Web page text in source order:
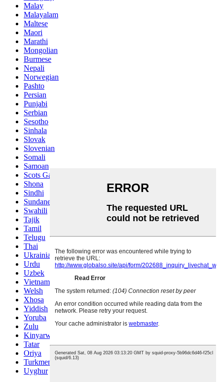
Malay
Malayalam
Maltese
Maori
Marathi
Mongolian
Burmese
Nepali
Norwegian
Pashto
Persian
Punjabi
Serbian
Sesotho
Sinhala
Slovak
Slovenian
Somali
Samoan
Scots Gaelic
Shona
Sindhi
Sundanese
Swahili
Tajik
Tamil
Telugu
Thai
Ukrainian
Urdu
Uzbek
Vietnamese
Welsh
Xhosa
Yiddish
Yoruba
Zulu
Kinyarwanda
Tatar
Oriya
Turkmen
Uyghur